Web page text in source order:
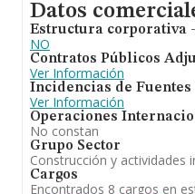
Datos
Estructura corporativa
NO
Contratos Públicos
Ver Información
Incidencias de Fuentes
Ver Información
Operaciones
No constan
Grupo Sector
Construcción y actividades
Cargos
Encontrados 8 cargos en